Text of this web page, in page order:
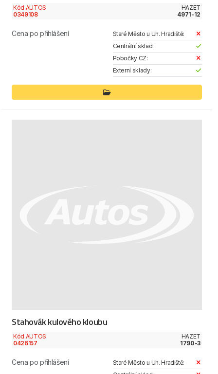
Kód AUTOS
0349108
HAZET
4971-12
Cena po přihlášení
Staré Město u Uh. Hradiště:
Centrální sklad:
Pobočky CZ:
Externí sklady:
Stahovák kulového kloubu
Kód AUTOS
0426157
HAZET
1790-3
Cena po přihlášení
Staré Město u Uh. Hradiště: